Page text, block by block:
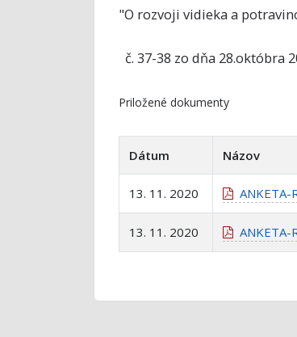
"O rozvoji vidieka a
č. 37-38 zo dňa 28.októbra
Priložené dokumenty
Dátum Názov
13. 11. 2020 ANKETA-
13. 11. 2020 ANKETA-